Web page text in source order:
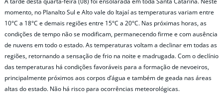
momento, no Planalto Sul e Alto vale do Itajaí as temperaturas variam entre
10°C a 18°C e demais regiões entre 15°C a 20°C. Nas próximas horas, as
condições de tempo não se modificam, permanecendo firme e com ausência
de nuvens em todo o estado. As temperaturas voltam a declinar em todas as
regiões, retornando a sensação de frio na noite e madrugada. Com o declínio
das temperaturas há condições favoráveis para a formação de nevoeiros,
principalmente próximos aos corpos d’água e também de geada nas áreas
altas do estado. Não há risco para ocorrências meteorológicas.